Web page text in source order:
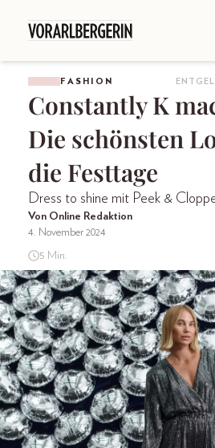
FASHION
Constantly K
Die schönsten
die Festtage
Dress to shine mit Peek &
Von Online Redaktion
4. November 2024
5 Min.